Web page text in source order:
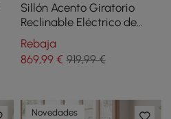
Sillón Acento Giratorio
Reclinable Eléctrico de
Terciopelo Chenilla con
Reposabrazos
Rebaja
869,99€ 919,99 €
Novedades